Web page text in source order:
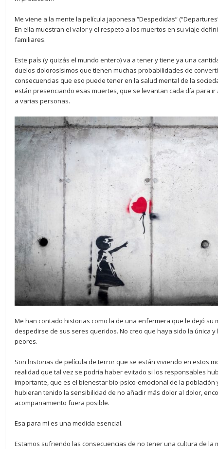
Me viene a la mente la película japonesa “Despedidas”
En ella muestran el valor y el respeto a los muertos en su viaje
familiares.
Este país (y quizás el mundo entero) va a tener y tiene ya una
duelos dolorosísimos que tienen muchas probabilidades de
consecuencias que eso puede tener en la salud mental de la
están presenciando esas muertes, que se levantan cada día para
a varias personas.
Me han contado historias como la de una enfermera que le dejó
despedirse de sus seres queridos. No creo que haya sido la única
peores.
Son historias de película de terror que se están viviendo en estos
realidad que tal vez se podría haber evitado si los responsables
importante, que es el bienestar bio-psico-emocional de la población
hubieran tenido la sensibilidad de no añadir más dolor al dolor,
acompañamiento fuera posible.
Esa para mí es una medida esencial.
Estamos sufriendo las consecuencias de no tener una cultura de